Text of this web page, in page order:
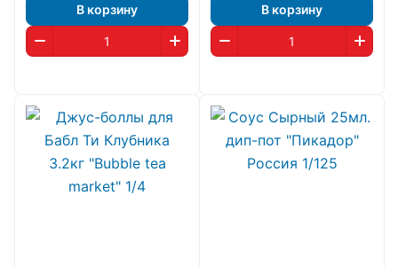
В корзину В корзину